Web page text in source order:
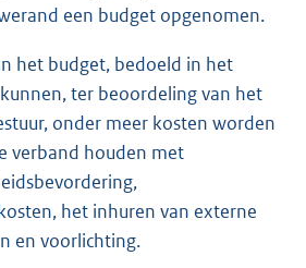
een budget opgenomen.
het budget, bedoeld in het
ter beoordeling van het
onder meer kosten worden
verband houden met
het inhuren van externe
en voorlichting.